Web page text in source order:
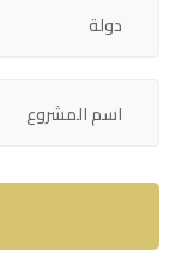
دولة
اسم المشروع